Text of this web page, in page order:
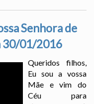
Senhora de
30/01/2016
Queridos filhos,
Eu sou a vossa
Mãe e vim do
Céu para